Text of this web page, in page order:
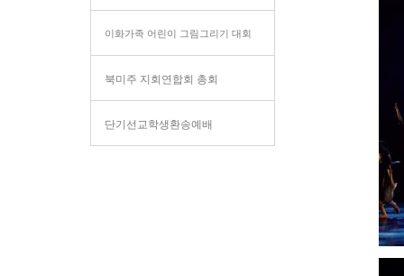
이화가족 어린이 그림그리기 대회
북미주 지회연합회 총회
단기선교학생환송예배